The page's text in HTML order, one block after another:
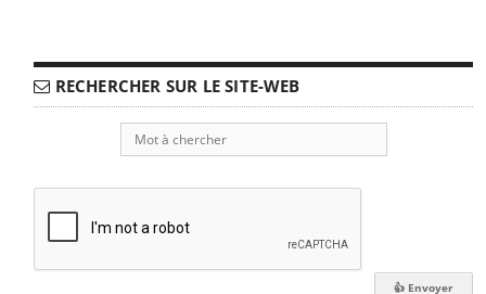
RECHERCHER SUR LE SITE-WEB